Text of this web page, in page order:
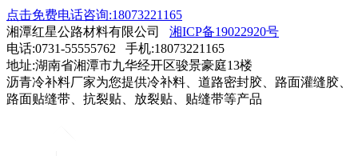
点击免费电话咨询:18073221165
湘潭红星公路材料有限公司 湘ICP备19022920号
电话:0731-55555762 手机:18073221165
地址:湖南省湘潭市九华经开区骏景豪庭13楼
沥青冷补料厂家为您提供冷补料、道路密封胶、路面灌缝胶、
路面贴缝带、抗裂贴、放裂贴、贴缝带等产品